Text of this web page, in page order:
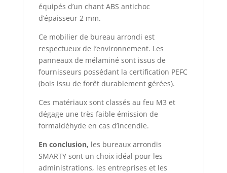
équipés d’un chant ABS antichoc
d’épaisseur 2 mm.
Ce mobilier de bureau arrondi est
respectueux de l’environnement. Les
panneaux de mélaminé sont issus de
fournisseurs possédant la certification PEFC
(bois issu de forêt durablement gérées).
Ces matériaux sont classés au feu M3 et
dégage une très faible émission de
formaldéhyde en cas d’incendie.
En conclusion, les bureaux arrondis
SMARTY sont un choix idéal pour les
administrations, les entreprises et les